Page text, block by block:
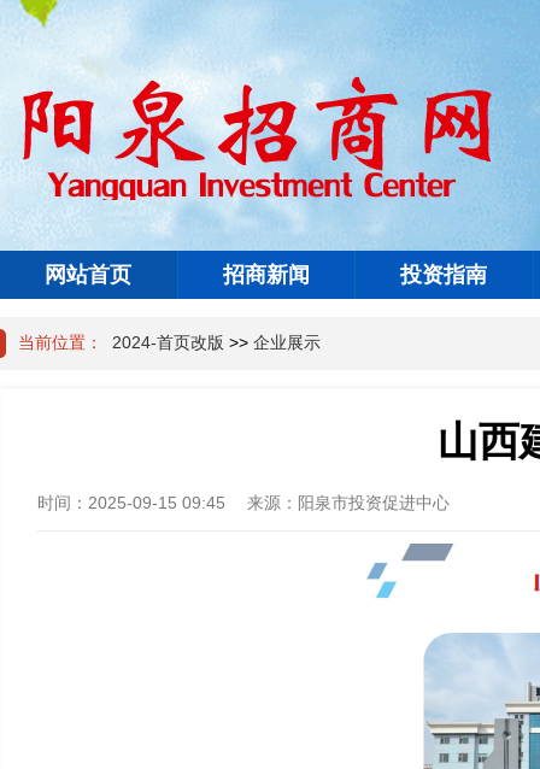
网站首页 招商新闻 投资指南
当前位置： 2024-首页改版 >> 企业展示
山西
时间： 2025-09-15 09:45 来源： 阳泉市投资促进中心